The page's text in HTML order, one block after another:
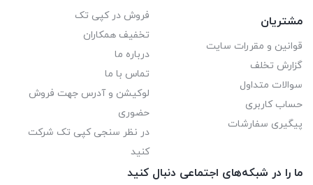
مشتریان
قوانین و مقررات سایت
گزارش تخلف
سوالات متداول
حساب کاربری
پیگیری سفارشات
فروش در کپی تک
تخفیف همکاران
درباره ما
تماس با ما
لوکیشن و آدرس جهت فروش
حضوری
در نظر سنجی کپی تک شرکت
کنید
ما را در شبکه‌های اجتماعی دنبال کنید